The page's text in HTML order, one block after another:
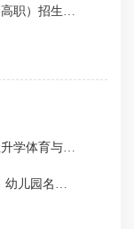
大田县2025年中等职业学校（含五年制高职）招生录取办法
大田县教育局关于做好2025年初中毕业升学体育与健康考试工作的通知
大田县2024-2025学年度公办（集体办）幼儿园名单公告